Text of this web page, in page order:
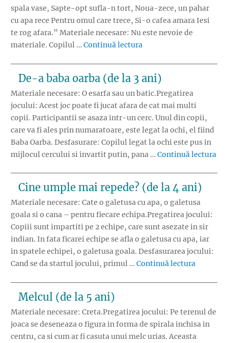
spala vase, Sapte-opt sufla-n tort, Noua-zece, un pahar
cu apa rece Pentru omul care trece, Si-o cafea amara Iesi
te rog afara.” Materiale necesare: Nu este nevoie de
materiale. Copilul … Continuă lectura
De-a baba oarba (de la 3 ani)
Materiale necesare: O esarfa sau un batic.Pregatirea
jocului: Acest joc poate fi jucat afara de cat mai multi
copii. Participantii se asaza intr-un cerc. Unul din copii,
care va fi ales prin numaratoare, este legat la ochi, el fiind
Baba Oarba. Desfasurare: Copilul legat la ochi este pus in
mijlocul cercului si invartit putin, pana … Continuă lectura
Cine umple mai repede? (de la 4 ani)
Materiale necesare: Cate o galetusa cu apa, o galetusa
goala si o cana – pentru fiecare echipa.Pregatirea jocului:
Copiii sunt impartiti pe 2 echipe, care sunt asezate in sir
indian. In fata ficarei echipe se afla o galetusa cu apa, iar
in spatele echipei, o galetusa goala. Desfasurarea jocului:
Cand se da startul jocului, primul … Continuă lectura
Melcul (de la 5 ani)
Materiale necesare: Creta.Pregatirea jocului: Pe terenul de
joaca se deseneaza o figura in forma de spirala inchisa in
centru, ca si cum ar fi casuta unui melc urias. Aceasta